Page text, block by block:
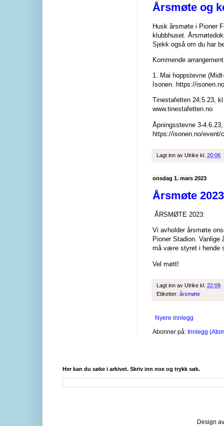
Årsmøte og
Husk årsmøte i Pioner
klubbhuset.
Sjekk også om du har
Kommende
1. Mai hoppstevne
Isonen. https://
Tinestafetten 24.5.23,
www.tinestafetten.no
Åpningsstevne 3-
https://isonen.no/event/
Lagt inn av Ulrike kl. 20:06
onsdag 1. mars 2023
Årsmøte 2023
ÅRSMØTE 2023:
Vi avholder årsmøte
Pioner Stadion.
må være styret i hende
Vel møtt!
Lagt inn av Ulrike kl. 22:09
Etiketter: årsmøte
Nyere innlegg
Abonner på: Innlegg
Her kan du søke i arkivet. Skriv inn noe og trykk søk.
Design